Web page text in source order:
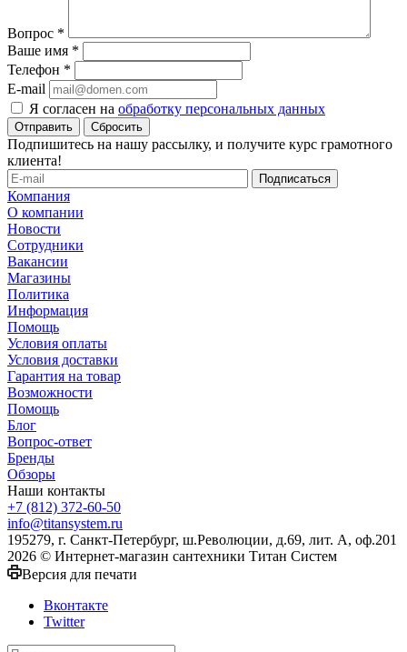
Вопрос *
Ваше имя *
Телефон *
E-mail
Я согласен на обработку персональных данных
Сбросить
Подпишитесь на нашу рассылку, и получите курс грамотного
клиента!
Компания
О компании
Новости
Сотрудники
Вакансии
Магазины
Политика
Информация
Помощь
Условия оплаты
Условия доставки
Гарантия на товар
Возможности
Помощь
Блог
Вопрос-ответ
Бренды
Обзоры
Наши контакты
+7 (812) 372-60-50
info@titansystem.ru
195279, г. Санкт-Петербург, ш.Революции, д.69, лит. А, оф.201
2026 © Интернет-магазин сантехники Титан Систем
Версия для печати
Вконтакте
Twitter